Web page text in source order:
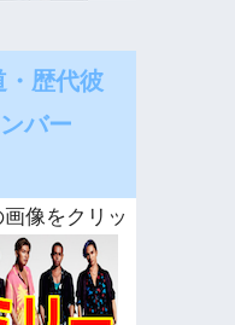
歴代彼
バー
像をクリッ